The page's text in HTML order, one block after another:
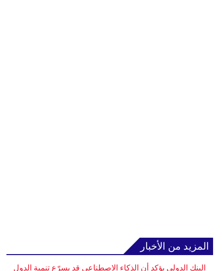
المزيد من الأخبار
البنك الدولي يؤكد أن الذكاء الاصطناعي قد يسرّع تنمية الدول